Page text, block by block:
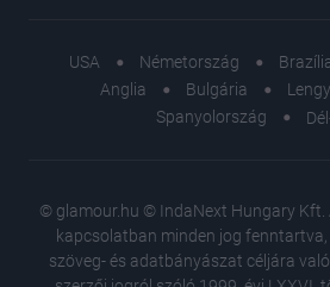
USA Németország
Anglia
Bulgária
Spanyolország
© glamour.hu © IndaNext Hungary Kft.
kapcsolatban minden jog
szöveg- és adatbányászat céljára